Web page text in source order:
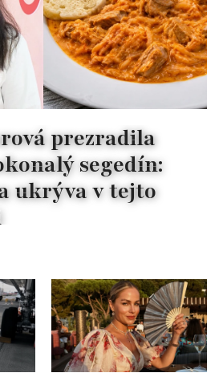
prezradila
segedín:
ukrýva v tejto